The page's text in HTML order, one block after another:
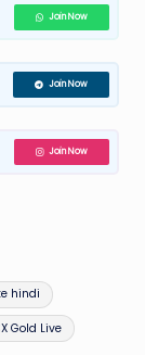
Join Now
Join Now
Join Now
hindi
Gold Live